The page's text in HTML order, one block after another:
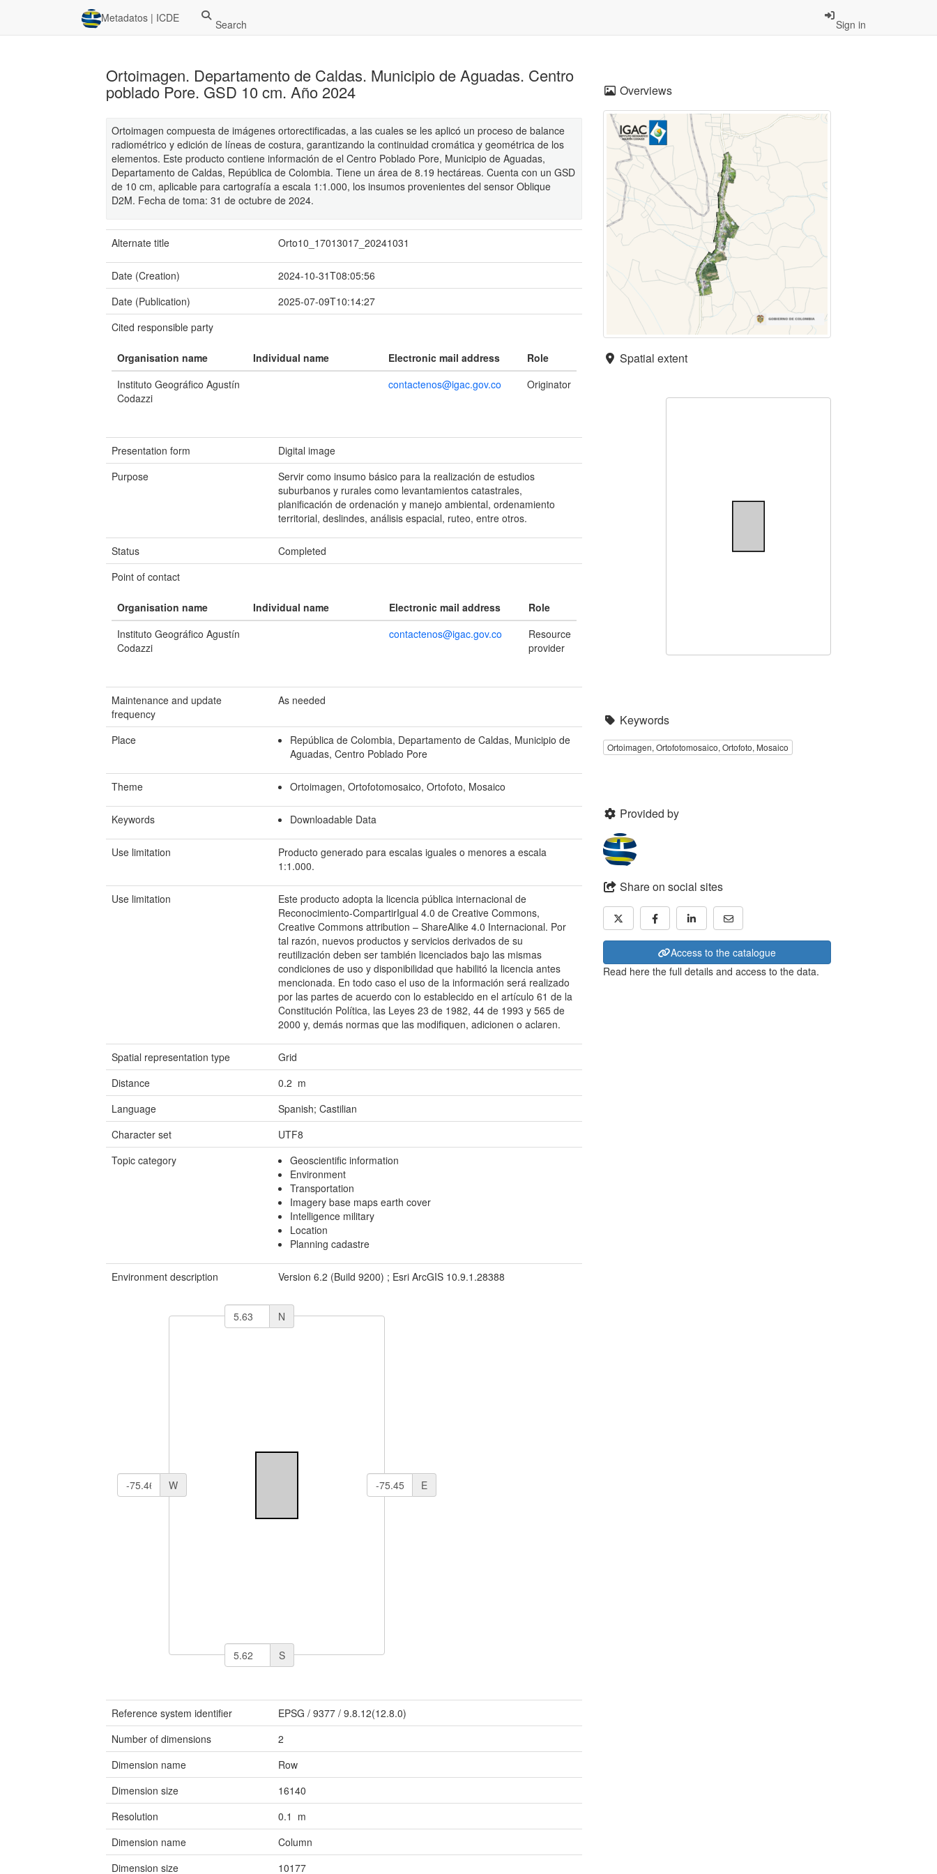
Metadatos | ICDE Search Sign in
Ortoimagen. Departamento de Caldas. Municipio de Aguadas. Centro
poblado Pore. GSD 10 cm. Año 2024
Ortoimagen compuesta de imágenes ortorectificadas, a las cuales se les aplicó un proceso de balance
radiométrico y edición de líneas de costura, garantizando la continuidad cromática y geométrica de los
elementos. Este producto contiene información de el Centro Poblado Pore, Municipio de Aguadas,
Departamento de Caldas, República de Colombia. Tiene un área de 8.19 hectáreas. Cuenta con un GSD
de 10 cm, aplicable para cartografía a escala 1:1.000, los insumos provenientes del sensor Oblique
D2M. Fecha de toma: 31 de octubre de 2024.
Alternate title Orto10_17013017_20241031
Date (Creation)
2024-10-31T08:05:56
Date (Publication)
2025-07-09T10:14:27
Cited responsible party
Organisation name Individual name Electronic mail address
Role
Instituto Geográfico Agustín
Codazzi
contactenos@igac.gov.co Originator
Presentation form
Digital image
Purpose
Servir como insumo básico para la realización de estudios
suburbanos y rurales como levantamientos catastrales,
planificación de ordenación y manejo ambiental, ordenamiento
territorial, deslindes, análisis espacial, ruteo, entre otros.
Status
Completed
Point of contact
Organisation name Individual name Electronic mail address
Role
Instituto Geográfico Agustín
Codazzi
contactenos@igac.gov.co
Resource
provider
Maintenance and update
frequency
As needed
Place
República de Colombia, Departamento de Caldas, Municipio de
Aguadas, Centro Poblado Pore
Theme Ortoimagen, Ortofotomosaico, Ortofoto, Mosaico
Keywords Downloadable Data
Use limitation
Producto generado para escalas iguales o menores a escala
1:1.000.
Use limitation
Este producto adopta la licencia pública internacional de
Reconocimiento-CompartirIgual 4.0 de Creative Commons,
Creative Commons attribution – ShareAlike 4.0 Internacional. Por
tal razón, nuevos productos y servicios derivados de su
reutilización deben ser también licenciados bajo las mismas
condiciones de uso y disponibilidad que habilitó la licencia antes
mencionada. En todo caso el uso de la información será realizado
por las partes de acuerdo con lo establecido en el artículo 61 de la
Constitución Política, las Leyes 23 de 1982, 44 de 1993 y 565 de
2000 y, demás normas que las modifiquen, adicionen o aclaren.
Spatial representation type
Grid
Distance
0.2 m
Language
Spanish; Castilian
Character set
UTF8
Topic category
Geoscientific information
Environment
Transportation
Imagery base maps earth cover
Intelligence military
Location
Planning cadastre
Environment description Version 6.2 (Build 9200) ; Esri ArcGIS 10.9.1.28388
N
S
E
W
Reference system identifier EPSG /9377 /9.8.12(12.8.0)
Number of dimensions
2
Dimension name
Row
Dimension size
16140
Resolution
0.1 m
Dimension name
Column
Dimension size
10177
Overviews
Spatial extent
Keywords
Ortoimagen, Ortofotomosaico, Ortofoto, Mosaico
Provided by
Share on social sites
Access to the catalogue
Read here the full details and access to the data.